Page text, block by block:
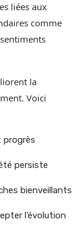
liées aux
comme
la
Voici
progrès
persiste
bienveillants
l’évolution